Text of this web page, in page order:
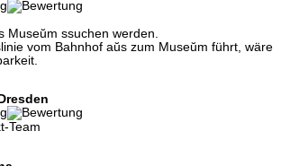
Museŭm ssuchen werden.
vom Bahnhof aŭs zum Museŭm führt, wäre
Team